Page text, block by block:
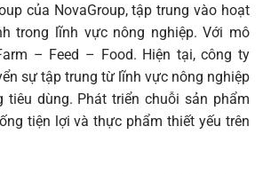
của NovaGroup, tập trung vào hoạt
trong lĩnh vực nông nghiệp. Với mô
– Feed – Food. Hiện tại, công ty
sự tập trung từ lĩnh vực nông nghiệp
tiêu dùng. Phát triển chuỗi sản phẩm
tiện lợi và thực phẩm thiết yếu trên